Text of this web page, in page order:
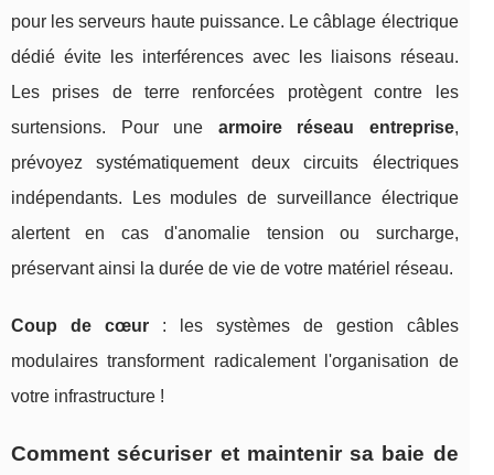
pour les serveurs haute puissance. Le câblage électrique
dédié évite les interférences avec les liaisons réseau.
Les prises de terre renforcées protègent contre les
surtensions. Pour une armoire réseau entreprise,
prévoyez systématiquement deux circuits électriques
indépendants. Les modules de surveillance électrique
alertent en cas d'anomalie tension ou surcharge,
préservant ainsi la durée de vie de votre matériel réseau.
Coup de cœur: les systèmes de gestion câbles
modulaires transforment radicalement l'organisation de
votre infrastructure !
Comment sécuriser et maintenir sa baie de